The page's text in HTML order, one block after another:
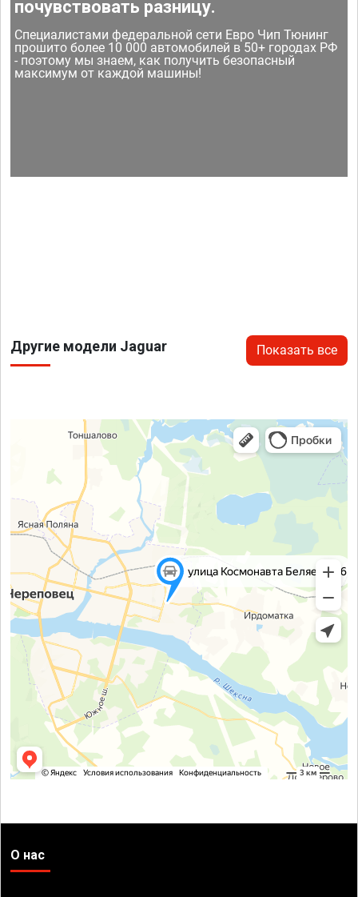
почувствовать разницу.
Специалистами федеральной сети Евро Чип Тюнинг
прошито более 10 000 автомобилей в 50+ городах РФ
- поэтому мы знаем, как получить безопасный
максимум от каждой машины!
Другие модели Jaguar Показать все
О нас